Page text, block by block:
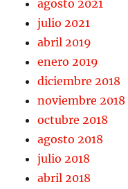
agosto 2021
julio 2021
abril 2019
enero 2019
diciembre 2018
noviembre 2018
octubre 2018
agosto 2018
julio 2018
abril 2018